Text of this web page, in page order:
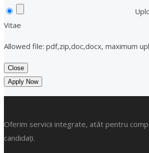
Vitae
Allowed file: pdf,zip,doc,docx, maximum
Close
Apply Now
Oferim servicii integrate, atât pentru
candidați.